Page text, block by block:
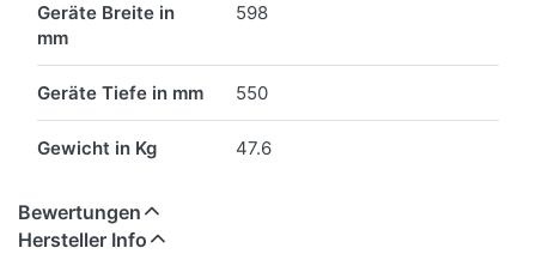
Geräte Breite in
mm
598
Geräte Tiefe in mm 550
Gewicht in Kg 47.6
Bewertungen
Hersteller Info